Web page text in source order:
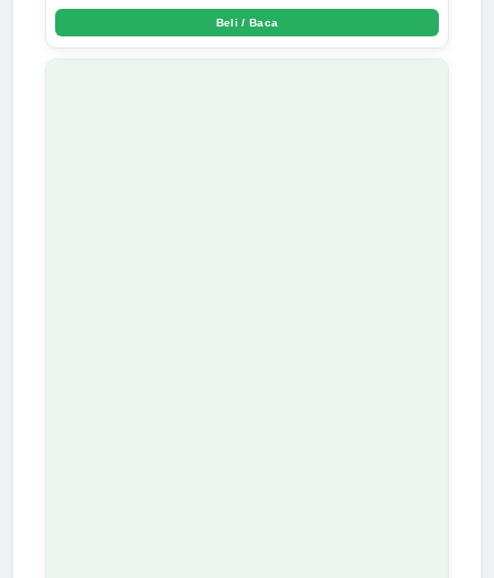
Beli / Baca